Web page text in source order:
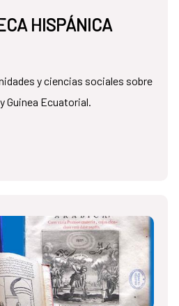
HISPÁNICA
y ciencias sociales sobre
Guinea Ecuatorial.